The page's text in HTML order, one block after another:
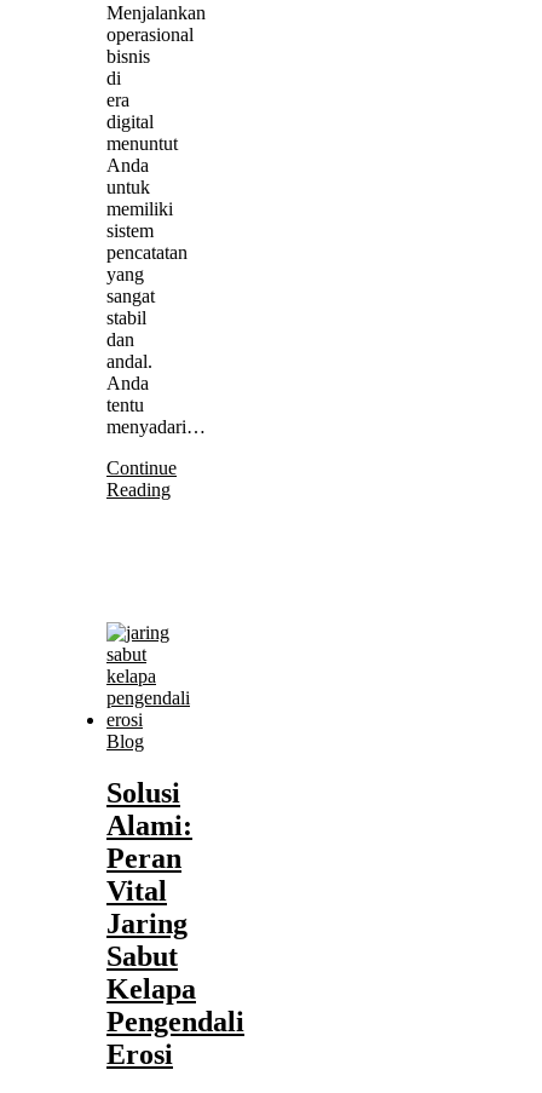
Menjalankan
operasional
bisnis
di
era
digital
menuntut
Anda
untuk
memiliki
sistem
pencatatan
yang
sangat
stabil
dan
andal.
Anda
tentu
menyadari…
Continue
Reading
Blog
Solusi
Alami:
Peran
Vital
Jaring
Sabut
Kelapa
Pengendali
Erosi